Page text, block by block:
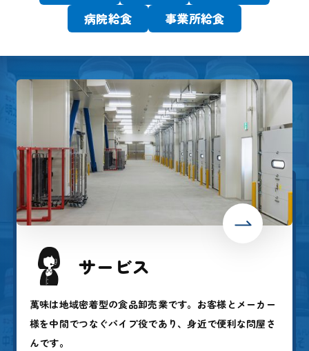
病院給食
事業所給食
サービス
萬味は地域密着型の食品卸売業です。お客様とメーカー
様を中間でつなぐパイプ役であり、身近で便利な問屋さ
んです。